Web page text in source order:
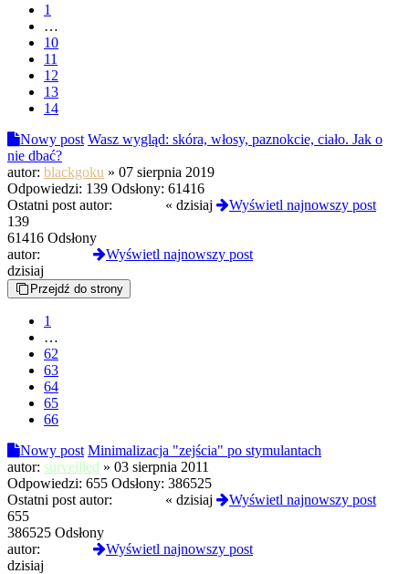
1
…
10
11
12
13
14
Nowy post Wasz wygląd: skóra, włosy, paznokcie, ciało. Jak o
nie dbać?
autor: blackgoku » 07 sierpnia 2019
Odpowiedzi: 139 Odsłony: 61416
Ostatni post autor:
« dzisiaj
Wyświetl najnowszy post
139
61416 Odsłony
autor:
Wyświetl najnowszy post
dzisiaj
Przejdź do strony
1
…
62
63
64
65
66
Nowy post Minimalizacja "zejścia" po stymulantach
autor: surveilled » 03 sierpnia 2011
Odpowiedzi: 655 Odsłony: 386525
Ostatni post autor:
« dzisiaj
Wyświetl najnowszy post
655
386525 Odsłony
autor:
Wyświetl najnowszy post
dzisiaj